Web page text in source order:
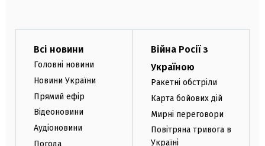
Всі новини
Головні новини
Новини України
Прямий ефір
Відеоновини
Аудіоновини
Погода
Війна Росії з
Україною
Ракетні обстріли
Карта бойових дій
Мирні переговори
Повітряна тривога в
Україні